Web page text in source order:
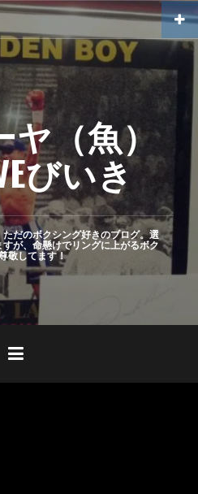
ヤ（魚）
びいき
だのボクシング好きのブログ。選
が、命懸けでリングに上がるボク
敬してます！